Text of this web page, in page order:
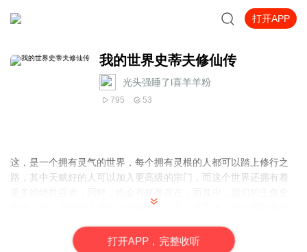
打开APP
我的世界史蒂夫修仙传
光头强睡了l喜羊羊粉
795 53
这，是一个拥有灵气的世界，每个拥有灵根的人都可以踏上修行之
路，其中天赋好的人可以加入更高级的宗门，而这个世界还拥有着
蒂夫，是一个刚踏上修行之道的毛头小子，接下来，他会遇到各种
打开APP，完整收听